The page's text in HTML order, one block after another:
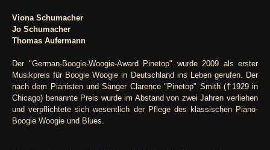
Viona Schumacher
Jo Schumacher
Thomas Aufermann
Der "German-Boogie-Woogie-Award Pinetop" wurde 2009 als erster
Musikpreis für Boogie Woogie in Deutschland ins Leben gerufen. Der
nach dem Pianisten und Sänger Clarence "Pinetop" Smith (†1929 in
Chicago) benannte Preis wurde im Abstand von zwei Jahren verliehen
und verpflichtete sich wesentlich der Pflege des klassischen Piano-
Boogie Woogie und Blues.